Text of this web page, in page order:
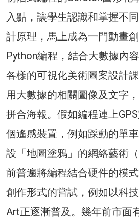
入點，讓學生認識和掌握不
計原理，馬上成為一門動畫
Python編程，結合大數據內
各樣的可視化美術圖案設計
用大數據的相關圖像及文字
拼合海報。假如編程連上
個遙感裝置，例如踩動的單
設「地圖塗鴉」的網絡藝術
前普遍將編程結合硬件的模
創作形式的嘗試，例如以科
Art正逐漸普及。幾年前市面